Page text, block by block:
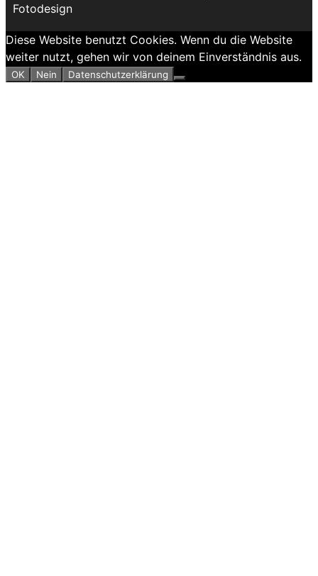
Fotodesign
Diese Website benutzt Cookies. Wenn du die Website
weiter nutzt, gehen wir von deinem Einverständnis aus.
OK Nein Datenschutzerklärung